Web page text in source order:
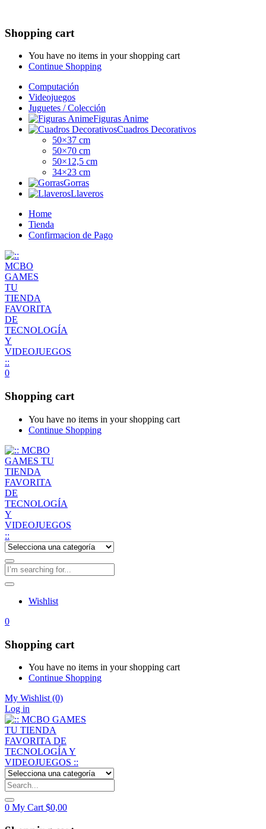
Shopping cart
You have no items in your shopping cart
Continue Shopping
Computación
Videojuegos
Juguetes / Colección
Figuras Anime
Cuadros Decorativos
50×37 cm
50×70 cm
50×12,5 cm
34×23 cm
Gorras
Llaveros
Home
Tienda
Confirmacion de Pago
0
Shopping cart
You have no items in your shopping cart
Continue Shopping
Wishlist
0
Shopping cart
You have no items in your shopping cart
Continue Shopping
My Wishlist (0)
Log in
0 My Cart $0,00